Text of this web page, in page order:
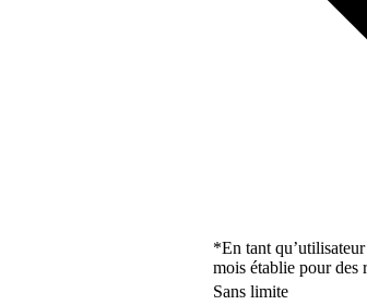
*En tant
mois établie pour des
Sans limite